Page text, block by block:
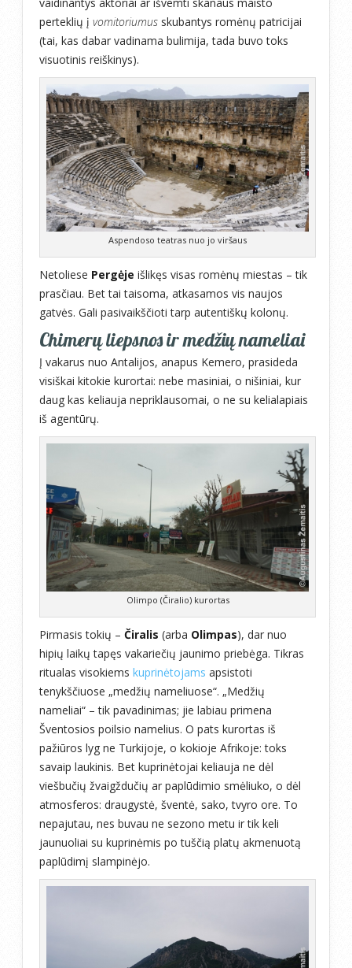
perteklių į vomitoriumus skubantys romėnų patricijai
(tai, kas dabar vadinama bulimija, tada buvo toks
visuotinis reiškinys).
Aspendoso teatras nuo jo viršaus
Netoliese Pergėje išlikęs visas romėnų miestas – tik
prasčiau. Bet tai taisoma, atkasamos vis naujos
gatvės. Gali pasivaikščioti tarp autentiškų kolonų.
Chimerų liepsnos ir medžių nameliai
Į vakarus nuo Antalijos, anapus Kemero, prasideda
visiškai kitokie kurortai: nebe masiniai, o nišiniai, kur
daug kas keliauja nepriklausomai, o ne su kelialapiais
iš agentūrų.
Olimpo (Čiralio) kurortas
Pirmasis tokių – Čiralis (arba Olimpas), dar nuo
hipių laikų tapęs vakariečių jaunimo priebėga. Tikras
ritualas visokiems kuprinėtojams apsistoti
tenykščiuose „medžių nameliuose“. „Medžių
nameliai“ – tik pavadinimas; jie labiau primena
Šventosios poilsio namelius. O pats kurortas iš
pažiūros lyg ne Turkijoje, o kokioje Afrikoje: toks
savaip laukinis. Bet kuprinėtojai keliauja ne dėl
viešbučių žvaigždučių ar paplūdimio smėliuko, o dėl
atmosferos: draugystė, šventė, sako, tvyro ore. To
nepajutau, nes buvau ne sezono metu ir tik keli
jaunuoliai su kuprinėmis po tuščią platų akmenuotą
paplūdimį slampinėjo.